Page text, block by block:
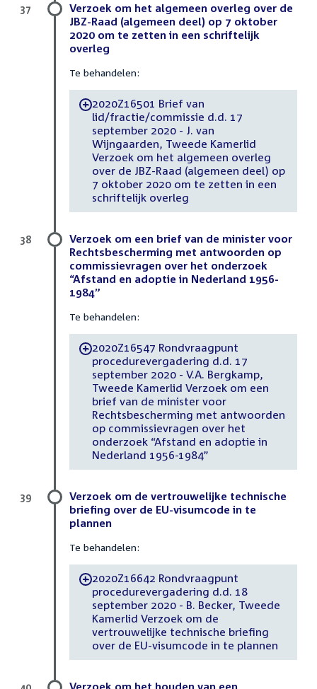
Verzoek om het algemeen overleg over de
JBZ-Raad (algemeen deel) op 7 oktober
2020 om te zetten in een schriftelijk
overleg
Te behandelen:
-2020Z16501 Brief van
lid/fractie/commissie d.d. 17
september 2020 - J. van
Wijngaarden, Tweede Kamerlid
Verzoek om het algemeen overleg
over de JBZ-Raad (algemeen deel) op
7 oktober 2020 om te zetten in een
schriftelijk overleg
37
Verzoek om een brief van de minister voor
Rechtsbescherming met antwoorden op
commissievragen over het onderzoek
“Afstand en adoptie in Nederland 1956-
1984”
Te behandelen:
-2020Z16547 Rondvraagpunt
procedurevergadering d.d. 17
september 2020 - V.A. Bergkamp,
Tweede Kamerlid Verzoek om een
brief van de minister voor
Rechtsbescherming met antwoorden
op commissievragen over het
onderzoek “Afstand en adoptie in
Nederland 1956-1984”
38
Verzoek om de vertrouwelijke technische
briefing over de EU-visumcode in te
plannen
Te behandelen:
-2020Z16642 Rondvraagpunt
procedurevergadering d.d. 18
september 2020 - B. Becker, Tweede
Kamerlid Verzoek om de
vertrouwelijke technische briefing
over de EU-visumcode in te plannen
39
Verzoek om het houden van een